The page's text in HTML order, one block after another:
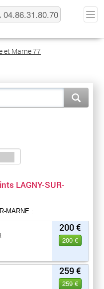
04.86.31.80.70
et Marne 77
LAGNY-SUR-
MARNE :
200 €
200 €
259 €
259 €